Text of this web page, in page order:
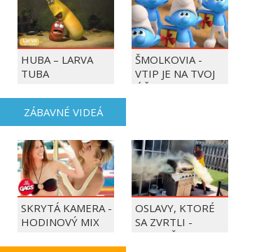
HUBA – LARVA
TUBA
ŠMOLKOVIA -
VTIP JE NA TVOJ
ÚČET
ZÁBAVNÉ VIDEÁ
SKRYTÁ KAMERA -
HODINOVÝ MIX
OSLAVY, KTORÉ
SA ZVRTLI -
NAJLEPŠIE